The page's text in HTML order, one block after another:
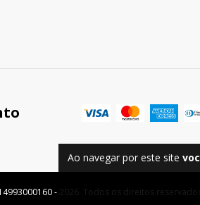
Ao navegar por este site
- 2026. Todos os direitos reservados.